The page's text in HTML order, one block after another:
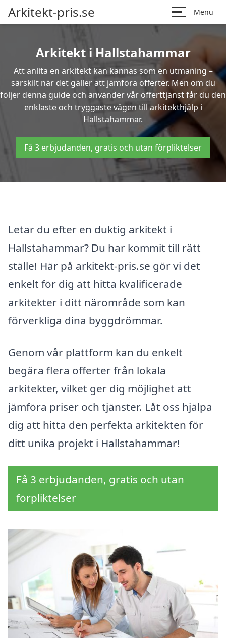
Arkitekt-pris.se Menu
Arkitekt i Hallstahammar
Att anlita en arkitekt kan kännas som en utmaning –
särskilt när det gäller att jämföra offerter. Men om du
följer denna guide och använder vår offerttjänst får du den
enklaste och tryggaste vägen till arkitekthjälp i
Hallstahammar.
Få 3 erbjudanden, gratis och utan förpliktelser
Letar du efter en duktig arkitekt i
Hallstahammar? Du har kommit till rätt
ställe! Här på arkitekt-pris.se gör vi det
enkelt för dig att hitta kvalificerade
arkitekter i ditt närområde som kan
förverkliga dina byggdrömmar.
Genom vår plattform kan du enkelt
begära flera offerter från lokala
arkitekter, vilket ger dig möjlighet att
jämföra priser och tjänster. Låt oss hjälpa
dig att hitta den perfekta arkitekten för
ditt unika projekt i Hallstahammar!
Få 3 erbjudanden, gratis och utan
förpliktelser